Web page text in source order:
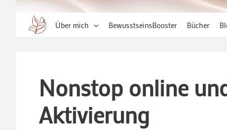
Über mich BewusstseinsBooster Bücher
Nonstop online
Aktivierung